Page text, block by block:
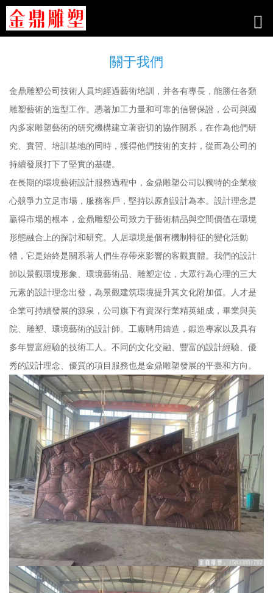
關于我們
金鼎雕塑公司技術人員均經過藝術培訓，并各有專長，能勝任各類
雕塑藝術的造型工作。憑著加工力量和可靠的信譽保證，公司與國
內多家雕塑藝術的研究機構建立著密切的協作關系，在作為他們研
究、實習、培訓基地的同時，獲得他們技術的支持，從而為公司的
持續發展打下了堅實的基礎。
在長期的環境藝術設計服務過程中，金鼎雕塑公司以獨特的企業核
心競爭力立足市場，服務客戶，堅持以原創設計為本。設計理念是
贏得市場的根本，金鼎雕塑公司致力于藝術精品與空間價值在環境
形態融合上的探討和研究。人居環境是個有機制特征的變化活動
體，它是始終是關系著人們生存帶來影響的客觀實體。我們的設計
師以景觀環境形象、環境藝術品、雕塑定位，大眾行為心理的三大
元素的設計理念出發，為景觀建筑環境提升其文化附加值。人才是
企業可持續發展的源泉，公司旗下有資深行業精英組成，畢業與美
院、雕塑、環境藝術的設計師。工廠聘用鑄造，鍛造專家以及具有
多年豐富經驗的技術工人。不同的文化交融、豐富的設計經驗、優
秀的設計理念、優質的項目服務也是金鼎雕塑發展的平臺和方向。